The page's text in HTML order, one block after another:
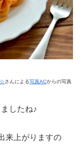
☆さんによる写真ACからの写真
したね♪
来上がりますの